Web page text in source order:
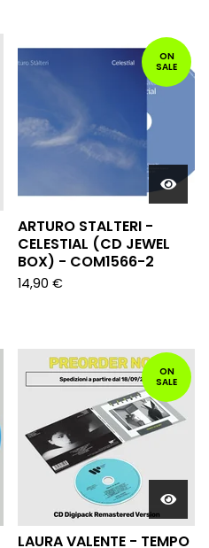
ON
SALE
ARTURO STALTERI -
CELESTIAL (CD JEWEL
BOX) - COM1566-2
14,90 €
ON
SALE
LAURA VALENTE - TEMPO